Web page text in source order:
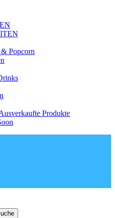
Popcorn
Produkte